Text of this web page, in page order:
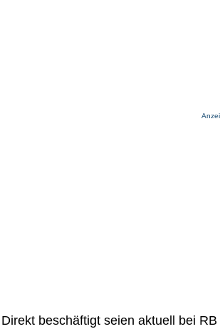
Direkt beschäftigt seien aktuell bei